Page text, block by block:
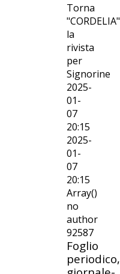
Torna
"CORDELIA"
la
rivista
per
Signorine
2025-
01-
07
20:15
2025-
01-
07
20:15
Array()
no
author
92587
Foglio
periodico,